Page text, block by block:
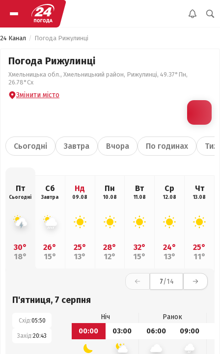
24 Канал Погода Рижулинці
Погода Рижулинці
Хмельницька обл., Хмельницький район, Рижулинці, 49.37°Пн,
26.78°Сх
Змінити місто
Сьогодні Завтра Вчора По годинах
Пт
Сьогодні
30°
18°
Сб
Завтра
26°
15°
Нд
09.08
25°
13°
Пн
10.08
28°
12°
Вт
11.08
32°
15°
Ср
12.08
24°
13°
Чт
13.08
25°
11°
7/14
П'ятниця, 7 серпня
Схід:05:50
Захід:20:43
Ніч
Ранок
00:00
03:00 06:00 09:00